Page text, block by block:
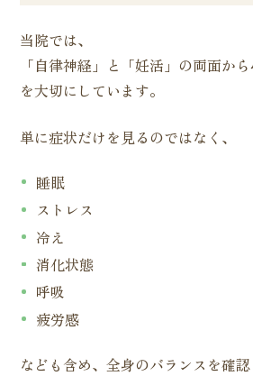
当院では、
「自律神経」と「妊活」の両面か
を大切にしています。
単に症状だけを見るのではなく、
睡眠
ストレス
冷え
消化状態
呼吸
疲労感
なども含め、全身のバランスを確